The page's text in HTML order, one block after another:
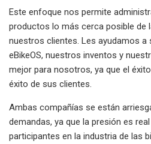
Este enfoque nos permite
productos lo más cerca posible de
nuestros clientes. Les ayudamos a
eBikeOS, nuestros inventos y
mejor para nosotros, ya que el
éxito de sus clientes.
Ambas compañías se están
demandas, ya que la presión es
participantes en la industria de las